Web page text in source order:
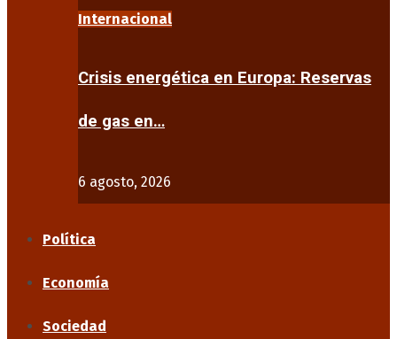
Internacional
Crisis energética en Europa: Reservas
de gas en…
6 agosto, 2026
Política
Economía
Sociedad